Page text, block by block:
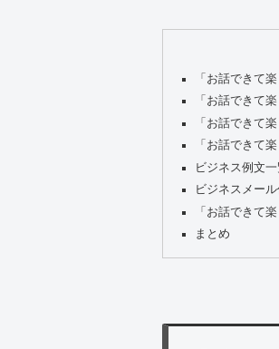
「お話できて
「お話できて
「お話できて
「お話できて
ビジネス例文一
ビジネスメール
「お話できて
まとめ